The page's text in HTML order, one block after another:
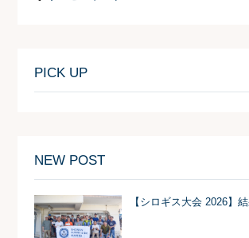
PICK UP
NEW POST
【シロギス大会 2026】